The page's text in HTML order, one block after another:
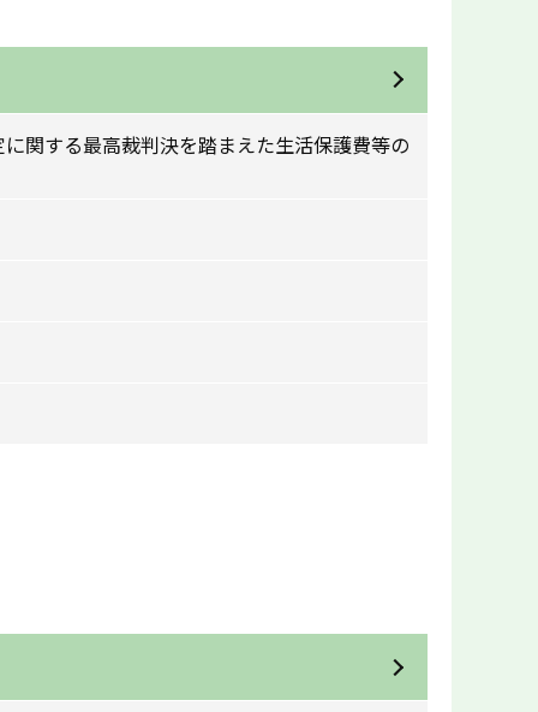
関する最高裁判決を踏まえた生活保護費等の